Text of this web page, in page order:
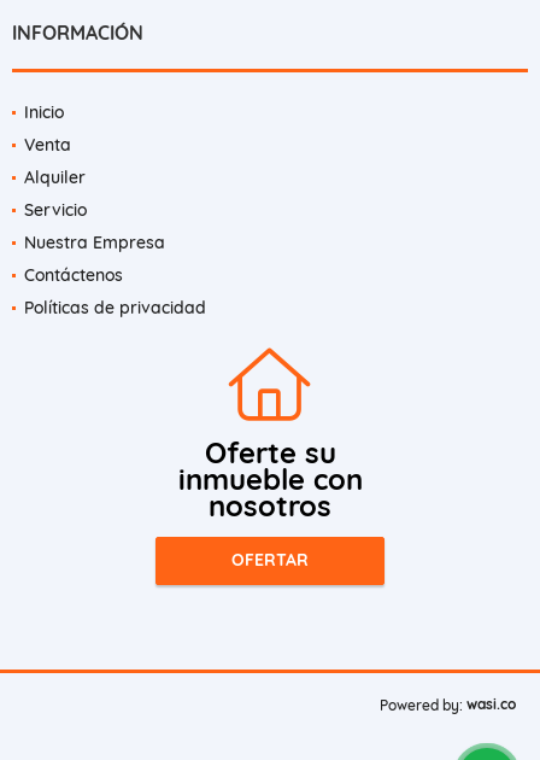
INFORMACIÓN
Inicio
Venta
Alquiler
Servicio
Nuestra Empresa
Contáctenos
Políticas de privacidad
Oferte su
inmueble con
nosotros
OFERTAR
Powered by: wasi.co